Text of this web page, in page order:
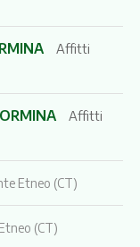
Affitti
Affitti
Etneo (CT)
(CT)